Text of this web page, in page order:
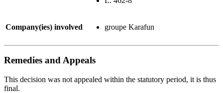
Company(ies) involved groupe Karafun
Remedies and Appeals
This decision was not appealed within the statutory period, it is thus
final.